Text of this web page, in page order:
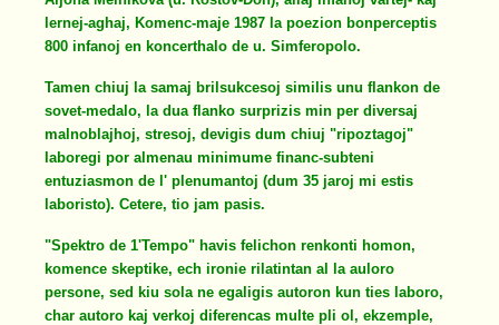
lernej-aghaj, Komenc-maje 1987 la poezion bonperceptis
800 infanoj en koncerthalo de u. Simferopolo.
Tamen chiuj la samaj brilsukcesoj similis unu flankon de
sovet-medalo, la dua flanko surprizis min per diversaj
malnoblajhoj, stresoj, devigis dum chiuj "ripoztagoj"
laboregi por almenau minimume financ-subteni
entuziasmon de l' plenumantoj (dum 35 jaroj mi estis
laboristo). Cetere, tio jam pasis.
"Spektro de 1'Tempo" havis felichon renkonti homon,
komence skeptike, ech ironie rilatintan al la auloro
persone, sed kiu sola ne egaligis autoron kun ties laboro,
char autoro kaj verkoj diferencas multe pli ol, ekzemple,